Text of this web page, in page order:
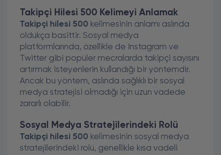
Takipçi Hilesi 500 Kelimeyi Anlamak
Takipçi hilesi 500 kelimesinin anlamı aslında
oldukça basittir. Sosyal medya
platformlarında, özellikle de Instagram ve
Twitter gibi popüler mecralarda takipçi sayısını
artırmak isteyenlerin kullandığı bir yöntemdir.
Ancak bu yöntem, aslında sağlıklı bir sosyal
medya stratejisi olmadığı için uzun vadede
zararlı olabilir.
Sosyal Medya Stratejilerindeki Rolü
Takipçi hilesi 500 kelimesinin sosyal medya
stratejilerindeki rolü, genellikle kısa vadeli